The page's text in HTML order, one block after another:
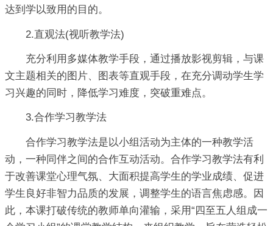
达到学以致用的目的。
2.直观法(视听教学法)
充分利用多媒体教学手段，通过播放影视剪辑，与课
文主题相关的图片、图表等直观手段，在充分调动学生学
习兴趣的同时，降低学习难度，突破重难点。
3.合作学习教学法
合作学习教学法是以小组活动为主体的一种教学活
动，一种同伴之间的合作互动活动。合作学习教学法有利
于改善课堂心理气氛、大面积提高学生的学业成绩、促进
学生良好非智力品质的发展，调整学生的语言焦虑感。因
此，本课打破传统的教师单向灌输，采用“四至五人组成一